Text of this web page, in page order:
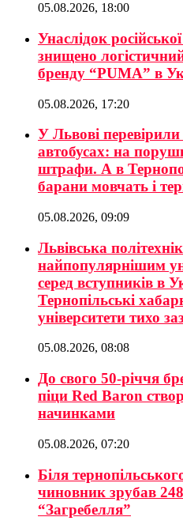
05.08.2026, 18:00
Унаслідок
знищено
бренду “PUMA” в
05.08.2026, 17:20
У Львові
автобусах: на
штрафи. А в
барани мовчать і
05.08.2026, 09:09
Львівська
найпопулярнішим
серед вступників в
Тернопільські
університети тихо
05.08.2026, 08:08
До свого 50-річчя
піци Red Baron
начинками
05.08.2026, 07:20
Біля
чиновник зрубав
“Загребелля”